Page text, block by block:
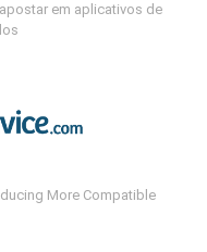
em aplicativos de
More Compatible